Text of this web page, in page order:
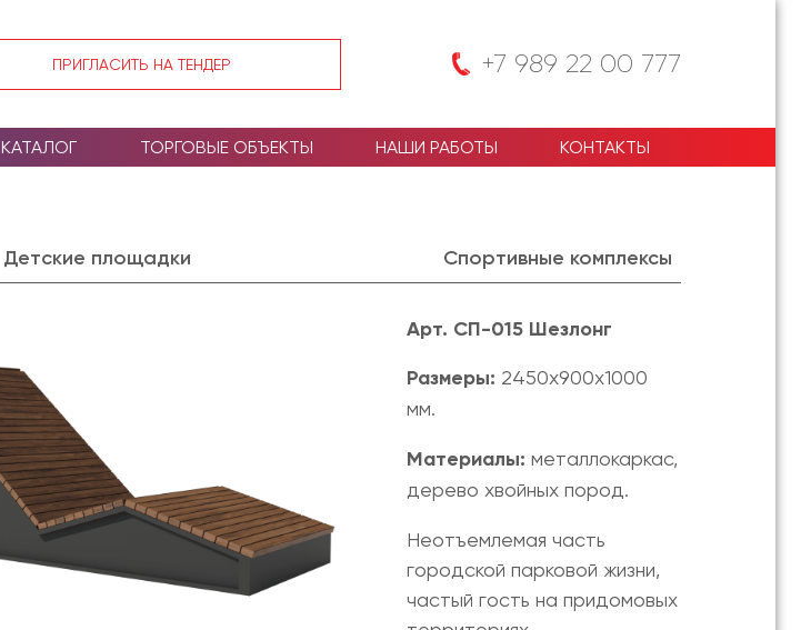
ПРИГЛАСИТЬ НА ТЕНДЕР +7 989 22 00 777
КАТАЛОГ ТОРГОВЫЕ ОБЪЕКТЫ НАШИ РАБОТЫ КОНТАКТЫ
Детские площадки Спортивные комплексы
Арт. СП-015 Шезлонг
Размеры: 2450х900х1000
мм.
Материалы: металлокаркас,
дерево хвойных пород.
Неотъемлемая часть
городской парковой жизни,
частый гость на придомовых